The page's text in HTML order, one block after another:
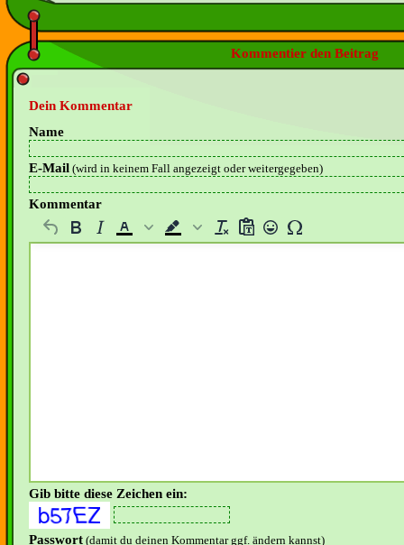
Kommentier den Beitrag
Dein Kommentar
Name
E-Mail (wird in keinem Fall angezeigt oder weitergegeben)
Kommentar
Gib bitte diese Zeichen ein:
Passwort (damit du deinen Kommentar ggf. ändern kannst)